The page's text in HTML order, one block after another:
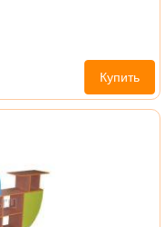
Купить